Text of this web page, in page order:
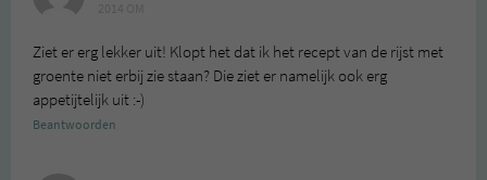
Ziet er erg lekker uit! Klopt het dat ik het recept van de rijst met
groente niet erbij zie staan? Die ziet er namelijk ook erg
appetijtelijk uit :-)
Beantwoorden